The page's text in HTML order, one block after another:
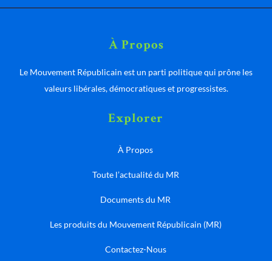
À Propos
Le Mouvement Républicain est un parti politique qui prône les
valeurs libérales, démocratiques et progressistes.
Explorer
À Propos
Toute l’actualité du MR
Documents du MR
Les produits du Mouvement Républicain (MR)
Contactez-Nous